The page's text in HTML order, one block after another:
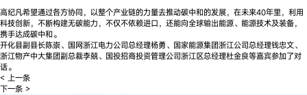
高纪凡希望通过各方协同，以整个产业链的力量去推动碳中和的发展，在未来40年里，利用
科技创新，不断构建无碳能力，不仅不依赖进口，还能向全球输出能源、能源技术及装备，
携手达成碳中和。
开化县副县长陈崇、国网浙江电力公司总经理杨勇、国家能源集团浙江公司总经理钱忠文、
浙江物产中大集团副总裁李兢、国投招商投资管理公司浙江区总经理杜金良等嘉宾参加了对
话。
< 上一条
下一条 >